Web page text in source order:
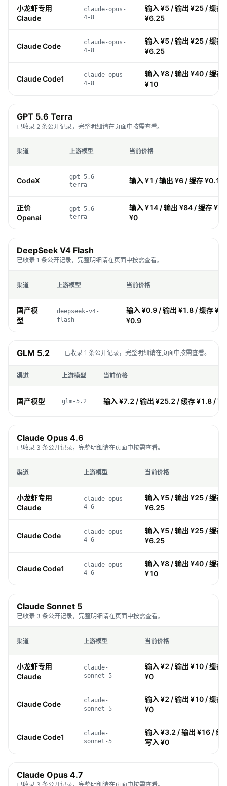
小龙虾专用
Claude
claude-opus-
4-8
输入 ¥5 / 输出 ¥25 / 缓存
¥6.25
Claude Code
claude-opus-
4-8
输入 ¥5 / 输出 ¥25 / 缓存
¥6.25
Claude Code1
claude-opus-
4-8
输入 ¥8 / 输出 ¥40 / 缓存
¥10
GPT 5.6 Terra
已收录 2 条公开记录，完整明细请在页面中按需查看。
渠道 上游模型 当前价格
CodeX
gpt-5.6-
terra
输入 ¥1 / 输出 ¥6 / 缓存 ¥0.1 /
正价
Openai
gpt-5.6-
terra
输入 ¥14 / 输出 ¥84 / 缓存
¥0
DeepSeek V4 Flash
已收录 1 条公开记录，完整明细请在页面中按需查看。
渠道 上游模型 当前价格
国产模
型
deepseek-v4-
flash
输入 ¥0.9 / 输出 ¥1.8 / 缓存
¥0.9
GLM 5.2 已收录 1 条公开记录，完整明细请在页面中按需查看。
渠道 上游模型 当前价格
国产模型 glm-5.2 输入 ¥7.2 / 输出 ¥25.2 / 缓存 ¥1.8 / 写
Claude Opus 4.6
已收录 3 条公开记录，完整明细请在页面中按需查看。
渠道 上游模型 当前价格
小龙虾专用
Claude
claude-opus-
4-6
输入 ¥5 / 输出 ¥25 / 缓存
¥6.25
Claude Code
claude-opus-
4-6
输入 ¥5 / 输出 ¥25 / 缓存
¥6.25
Claude Code1
claude-opus-
4-6
输入 ¥8 / 输出 ¥40 / 缓存
¥10
Claude Sonnet 5
已收录 3 条公开记录，完整明细请在页面中按需查看。
渠道 上游模型 当前价格
小龙虾专用
Claude
claude-
sonnet-5
输入 ¥2 / 输出 ¥10 / 缓存
¥0
Claude Code
claude-
sonnet-5
输入 ¥2 / 输出 ¥10 / 缓存
¥0
Claude Code1
claude-
sonnet-5
输入 ¥3.2 / 输出 ¥16 / 缓
写入 ¥0
Claude Opus 4.7